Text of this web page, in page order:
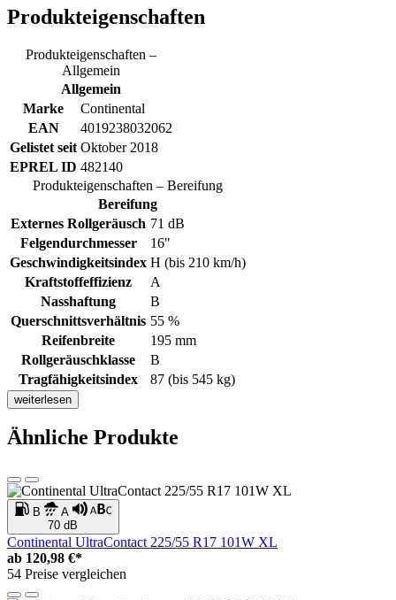
Produkteigenschaften
Produkteigenschaften –
Allgemein
Allgemein
Marke
Continental
EAN
4019238032062
Gelistet seit Oktober 2018
EPREL ID 482140
Produkteigenschaften – Bereifung
Bereifung
Externes Rollgeräusch 71 dB
Felgendurchmesser
16"
Geschwindigkeitsindex H (bis 210 km/h)
Kraftstoffeffizienz
A
Nasshaftung
B
Querschnittsverhältnis 55 %
Reifenbreite
195 mm
Rollgeräuschklasse
B
Tragfähigkeitsindex
87 (bis 545 kg)
weiterlesen
Ähnliche Produkte
B
A
70 dB
Continental UltraContact 225/55 R17 101W XL
ab 120,98 €*
54 Preise vergleichen